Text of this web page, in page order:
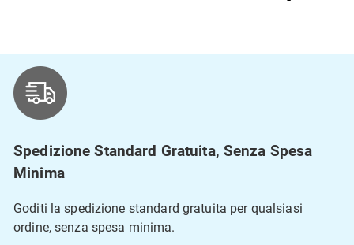
Spedizione Standard Gratuita, Senza Spesa
Minima
Goditi la spedizione standard gratuita per qualsiasi
ordine, senza spesa minima.